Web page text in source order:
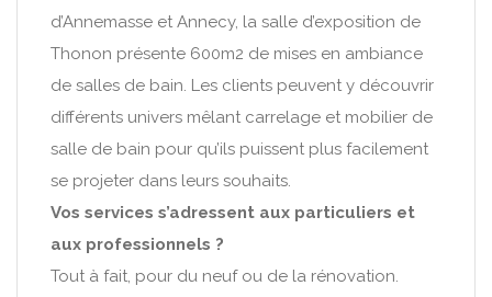
d’Annemasse et Annecy, la salle d’exposition de
Thonon présente 600m2 de mises en ambiance
de salles de bain. Les clients peuvent y découvrir
différents univers mêlant carrelage et mobilier de
salle de bain pour qu’ils puissent plus facilement
se projeter dans leurs souhaits.
Vos services s’adressent aux particuliers et
aux professionnels ?
Tout à fait, pour du neuf ou de la rénovation.